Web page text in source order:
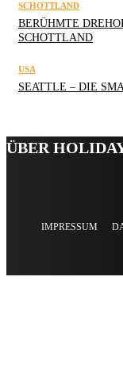
SCHOTTLAND
BERÜHMTE
SCHOTTLAND
USA
SEATTLE – DIE
ÜBER
IMPRESSUM